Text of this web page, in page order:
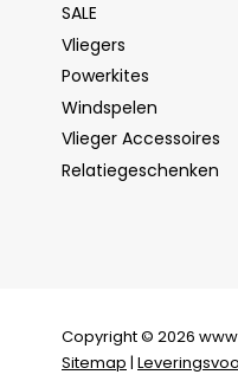
SALE
Vliegers
Powerkites
Windspelen
Vlieger Accessoires
Relatiegeschenken
Copyright © 2026
Sitemap |